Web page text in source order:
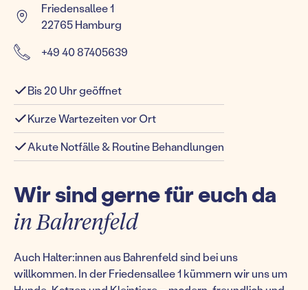
Friedensallee 1
22765 Hamburg
+49 40 87405639
Bis 20 Uhr geöffnet
Kurze Wartezeiten vor Ort
Akute Notfälle & Routine Behandlungen
Wir sind gerne für euch da
in Bahrenfeld
Auch Halter:innen aus Bahrenfeld sind bei uns
willkommen. In der Friedensallee 1 kümmern wir uns um